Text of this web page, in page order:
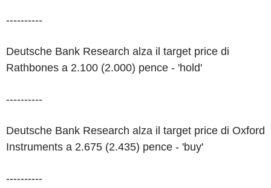
----------
Deutsche Bank Research alza il target price di
Rathbones a 2.100 (2.000) pence - 'hold'
----------
Deutsche Bank Research alza il target price di Oxford
Instruments a 2.675 (2.435) pence - 'buy'
----------